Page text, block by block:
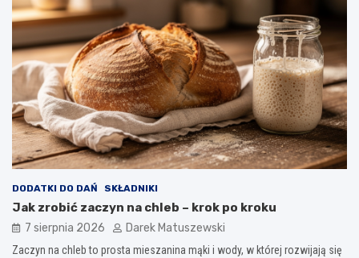
DODATKI DO DAŃ SKŁADNIKI
Jak zrobić zaczyn na chleb – krok po kroku
7 sierpnia 2026 Darek Matuszewski
Zaczyn na chleb to prosta mieszanina mąki i wody, w której rozwijają się